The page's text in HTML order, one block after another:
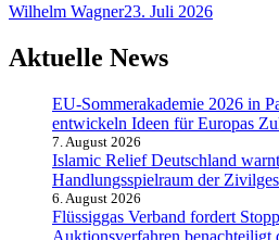
Wilhelm Wagner23. Juli 2026
Aktuelle News
EU-Sommerakademie 2026 in
entwickeln Ideen für Europas
7. August 2026
Islamic Relief Deutschland
Handlungsspielraum der
6. August 2026
Flüssiggas Verband fordert
Auktionsverfahren benachteiligt